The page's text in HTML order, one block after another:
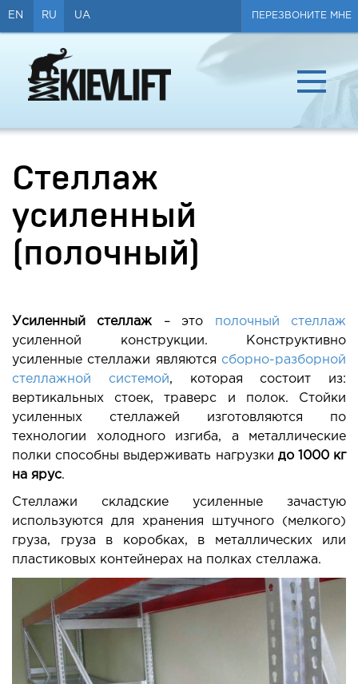
EN RU UA ПЕРЕЗВОНИТЕ МНЕ
ПРОДУКЦИЯ
СЕРТИФИКАТЫ
СЕРВИС
ДИЛЕРАМ
НАШИ ПРОЕКТЫ
ДОСТАВКА И ОПЛАТА
НОВОСТИ
Стеллаж
усиленный
(полочный)
Усиленный стеллаж – это полочный стеллаж
усиленной конструкции. Конструктивно
усиленные стеллажи являются сборно-разборной
стеллажной системой, которая состоит из:
вертикальных стоек, траверс и полок. Стойки
усиленных стеллажей изготовляются по
технологии холодного изгиба, а металлические
полки способны выдерживать нагрузки до 1000 кг
на ярус.
Стеллажи складские усиленные зачастую
используются для хранения штучного (мелкого)
груза, груза в коробках, в металлических или
пластиковых контейнерах на полках стеллажа.